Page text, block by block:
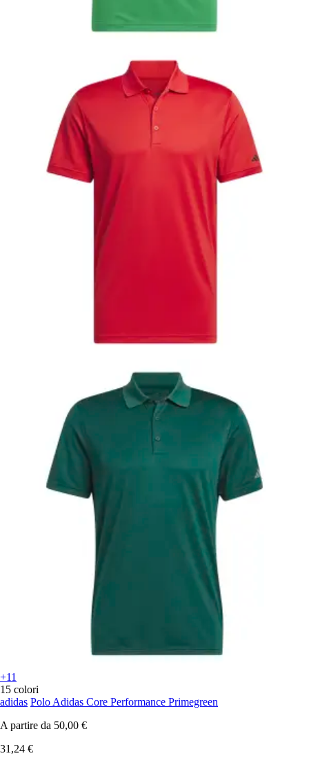
+11
15 colori
adidas Polo Adidas Core Performance Primegreen
A partire da 50,00 €
31,24 €